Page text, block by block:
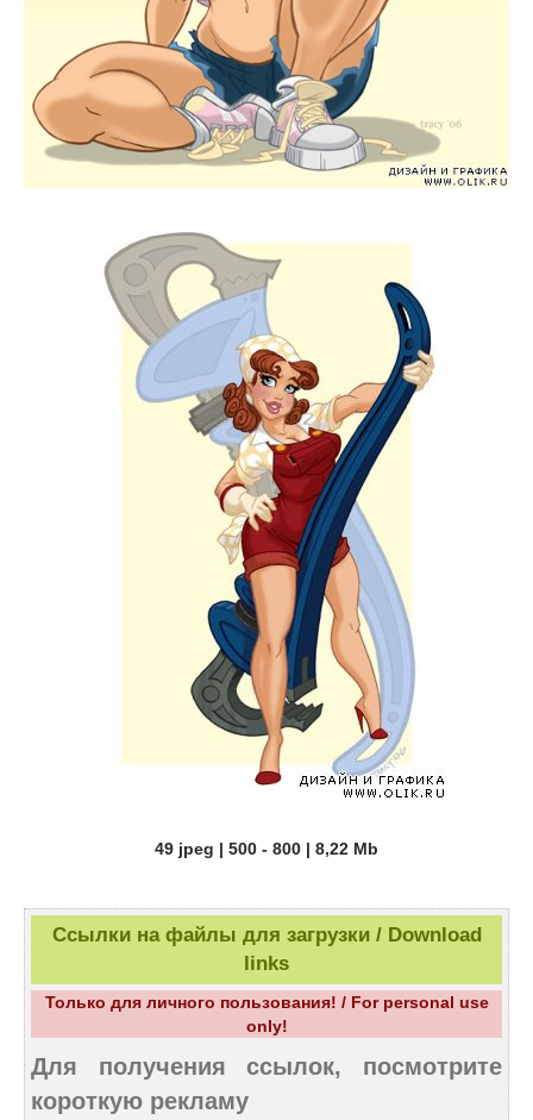
49 jpeg | 500 - 800 | 8,22 Mb
Ссылки на файлы для загрузки / Download
links
Только для личного пользования! / For personal use
only!
Для получения ссылок, посмотрите
короткую рекламу